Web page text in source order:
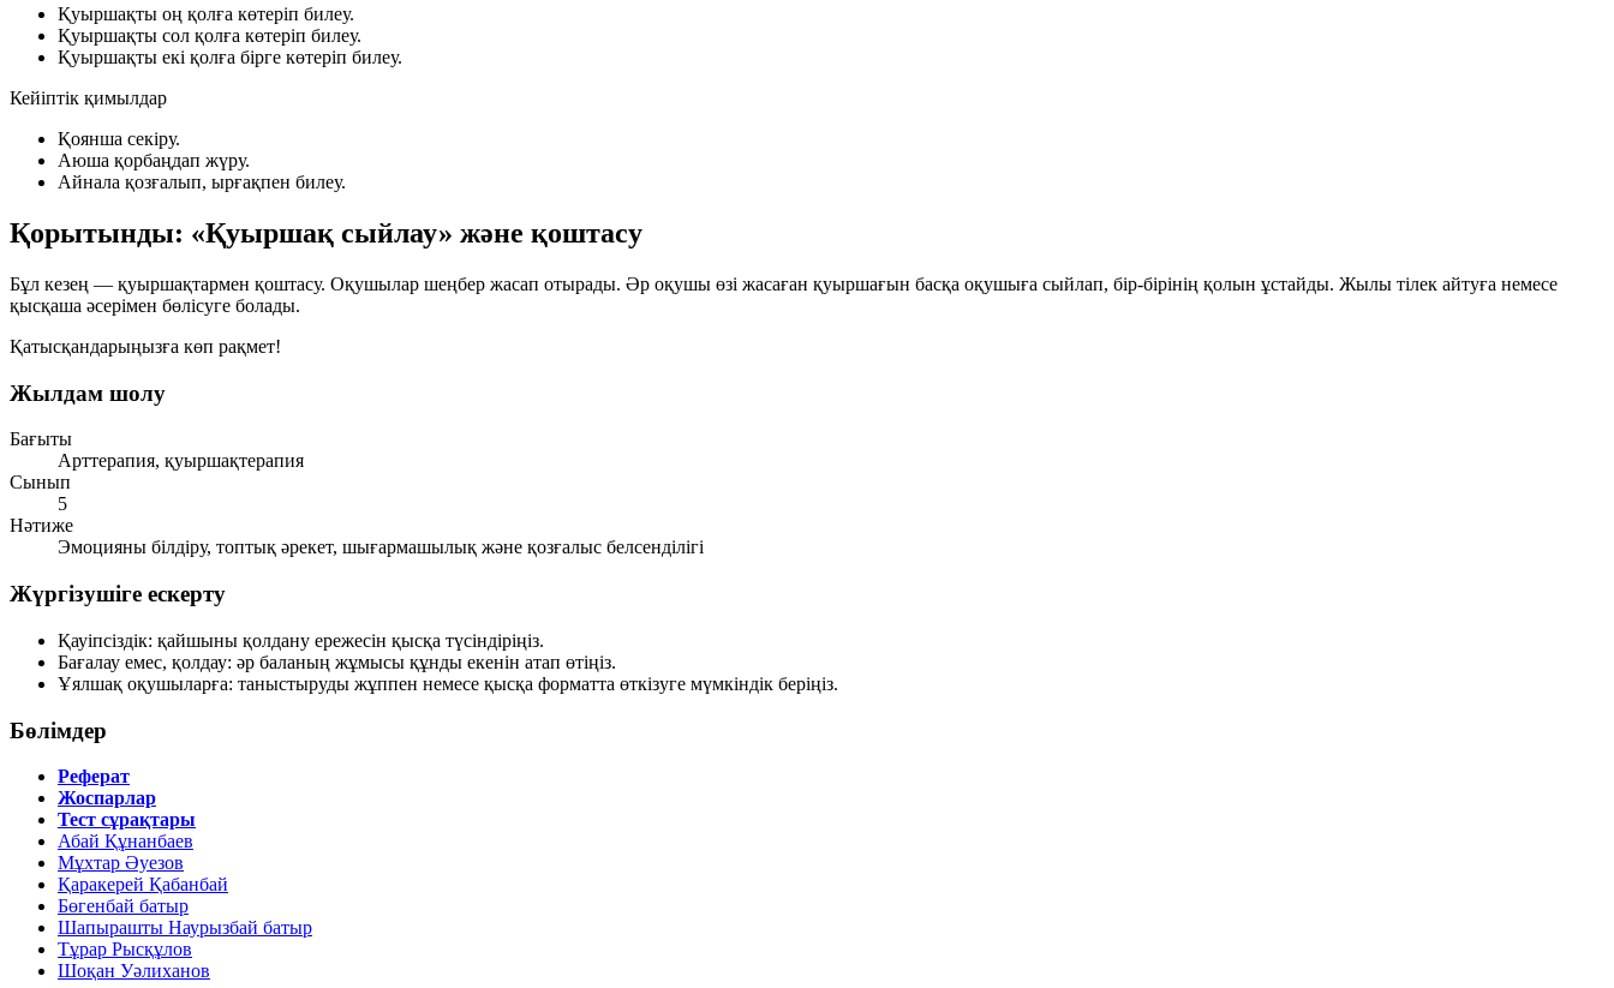
Қуыршақты оң қолға көтеріп билеу.
Қуыршақты сол қолға көтеріп билеу.
Қуыршақты екі қолға бірге көтеріп билеу.
Кейіптік қимылдар
Қоянша секіру.
Аюша қорбаңдап жүру.
Айнала қозғалып, ырғақпен билеу.
Қорытынды: «Қуыршақ сыйлау» және қоштасу
Бұл кезең — қуыршақтармен қоштасу. Оқушылар шеңбер жасап отырады. Әр оқушы өзі жасаған қуыршағын басқа оқушыға сыйлап, бір-бірінің қолын ұстайды. Жылы тілек айтуға немесе
қысқаша әсерімен бөлісуге болады.
Қатысқандарыңызға көп рақмет!
Жылдам шолу
Бағыты
Арттерапия, қуыршақтерапия
Сынып
5
Нәтиже
Эмоцияны білдіру, топтық әрекет, шығармашылық және қозғалыс белсенділігі
Жүргізушіге ескерту
Қауіпсіздік: қайшыны қолдану ережесін қысқа түсіндіріңіз.
Бағалау емес, қолдау: әр баланың жұмысы құнды екенін атап өтіңіз.
Ұялшақ оқушыларға: таныстыруды жұппен немесе қысқа форматта өткізуге мүмкіндік беріңіз.
Бөлімдер
Реферат
Жоспарлар
Тест сұрақтары
Абай Құнанбаев
Мұхтар Әуезов
Қаракерей Қабанбай
Бөгенбай батыр
Шапырашты Наурызбай батыр
Тұрар Рысқұлов
Шоқан Уәлиханов